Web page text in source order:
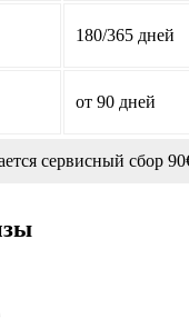
180/365 дней
от 90 дней
сервисный сбор